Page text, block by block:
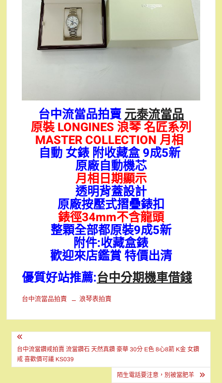
台中流當品拍賣元泰流當品
原裝 LONGINES 浪琴 名匠系列
MASTER COLLECTION 月相
自動 女錶 附收藏盒 9成5新
原廠自動機芯
月相日期顯示
透明背蓋設計
原廠按壓式摺疊錶扣
錶徑34mm不含龍頭
整顆全部都原裝9成5新
附件:收藏盒錶
歡迎來店鑑賞 特價出清
優質好站推薦:台中分期機車借錢
台中流當品拍賣 浪琴表拍賣
文
章
導
台中流當鑽戒拍賣 流當鑽石 天然真鑽 豪華 30分 E色 8心8箭 K金 女鑽
戒 喜歡價可議 KS039
陌生電話要注意，別被當肥羊